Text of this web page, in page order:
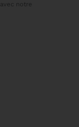
notre